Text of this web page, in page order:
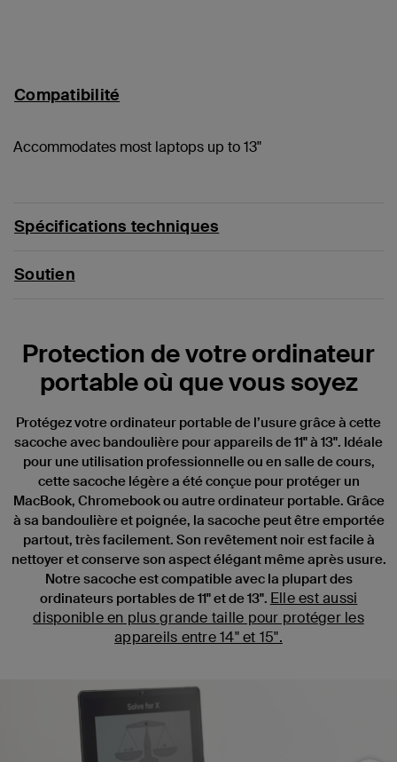
Compatibilité
Accommodates most laptops up to 13"
Spécifications techniques
Soutien
Protection de votre ordinateur
portable où que vous soyez
Protégez votre ordinateur portable de l’usure grâce à cette
sacoche avec bandoulière pour appareils de 11" à 13". Idéale
pour une utilisation professionnelle ou en salle de cours,
cette sacoche légère a été conçue pour protéger un
MacBook, Chromebook ou autre ordinateur portable. Grâce
à sa bandoulière et poignée, la sacoche peut être emportée
partout, très facilement. Son revêtement noir est facile à
nettoyer et conserve son aspect élégant même après usure.
Notre sacoche est compatible avec la plupart des
ordinateurs portables de 11" et de 13". Elle est aussi
disponible en plus grande taille pour protéger les
appareils entre 14" et 15".